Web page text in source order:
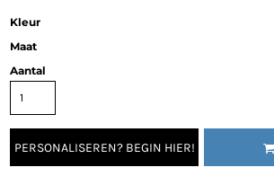
Kleur
Maat
Aantal
PERSONALISEREN? BEGIN HIER!